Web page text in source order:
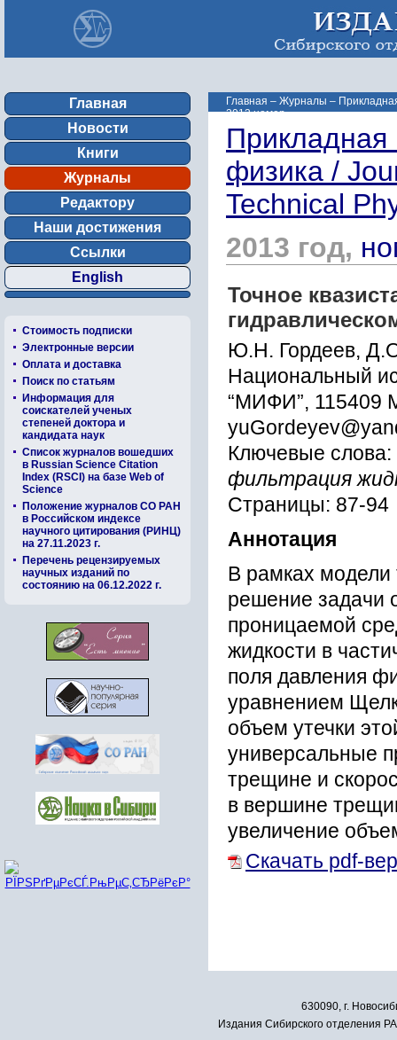
Главная
Новости
Книги
Журналы
Редактору
Наши достижения
Ссылки
English
Стоимость подписки
Электронные версии
Оплата и доставка
Поиск по статьям
Информация для
соискателей ученых
степеней доктора и
кандидата наук
Список журналов вошедших
в Russian Science Citation
Index (RSCI) на базе Web of
Science
Положение журналов СО РАН
в Российском индексе
научного цитирования (РИНЦ)
на 27.11.2023 г.
Перечень рецензируемых
научных изданий по
состоянию на 06.12.2022 г.
Главная – Журналы –
2013 номер ...
Прикладная
физика /
Technical
2013 год,
Точное
Ю.Н. Гордеев,
Национальный
“МИФИ”, 115409
Ключевые слова:
фильтрация
Страницы: 87-94
Аннотация
В рамках
решение задачи
проницаемой
жидкости в
поля давления
уравнением
объем утечки
универсальные
трещине и
в вершине
увеличение
Скачать pdf-
630090, г.
Издания Сибирского отделения